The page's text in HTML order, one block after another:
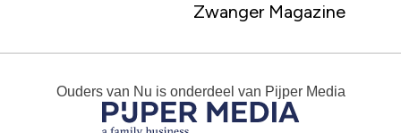
Zwanger Magazine
Ouders van Nu is onderdeel van Pijper Media